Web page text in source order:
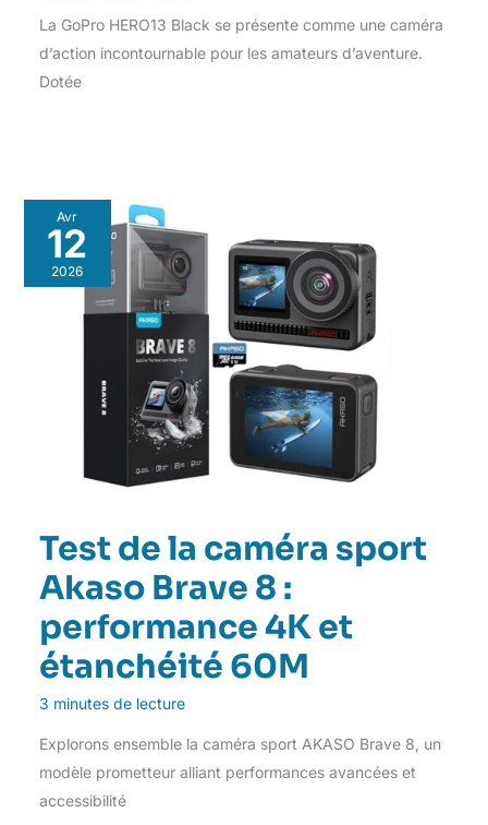
La GoPro HERO13 Black se présente comme une caméra
d’action incontournable pour les amateurs d’aventure.
Dotée
Avr
12
2026
Test de la caméra sport
Akaso Brave 8 :
performance 4K et
étanchéité 60M
3 minutes de lecture
Explorons ensemble la caméra sport AKASO Brave 8, un
modèle prometteur alliant performances avancées et
accessibilité